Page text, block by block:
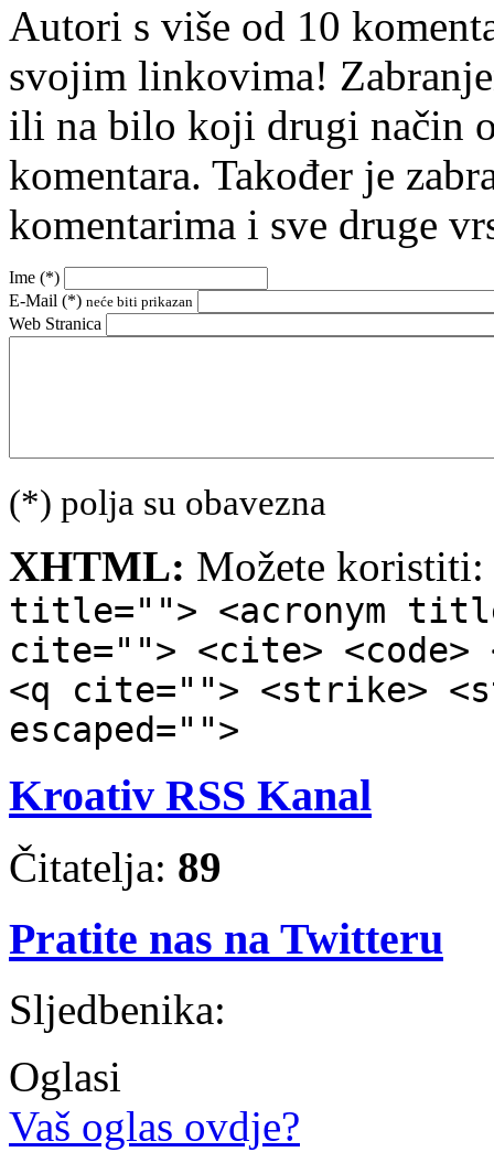
Autori s više od 10
svojim linkovima!
ili na bilo koji drugi način
komentara. Također je
komentarima i sve druge
Ime (*)
E-Mail (*) neće biti prikazan
Web Stranica
(*) polja su obavezna
XHTML: Možete koristiti:
title=""> <acronym
cite=""> <cite> <code>
<q cite=""> <strike>
escaped="">
Kroativ RSS Kanal
Čitatelja: 89
Pratite nas na Twitteru
Sljedbenika:
Oglasi
Vaš oglas ovdje?